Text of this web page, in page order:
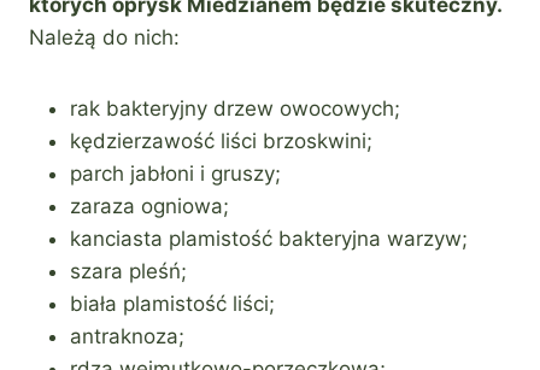
Należą do nich:
rak bakteryjny drzew owocowych;
kędzierzawość liści brzoskwini;
parch jabłoni i gruszy;
zaraza ogniowa;
kanciasta plamistość bakteryjna warzyw;
szara pleśń;
biała plamistość liści;
antraknoza;